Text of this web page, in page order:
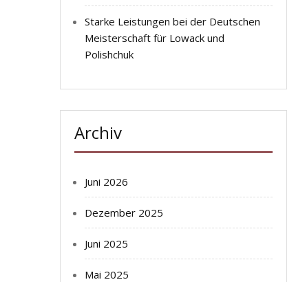
Starke Leistungen bei der Deutschen
Meisterschaft für Lowack und
Polishchuk
Archiv
Juni 2026
Dezember 2025
Juni 2025
Mai 2025